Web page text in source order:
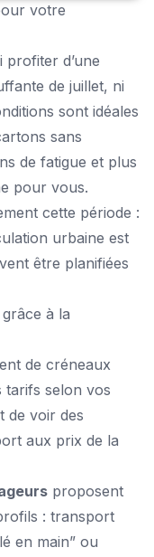
votre
profiter d’une
de juillet, ni
sont idéales
sans
de fatigue et plus
pour vous.
cette période :
urbaine est
être planifiées
à la
de créneaux
tarifs selon vos
de voir des
aux prix de la
proposent
: transport
en main” ou